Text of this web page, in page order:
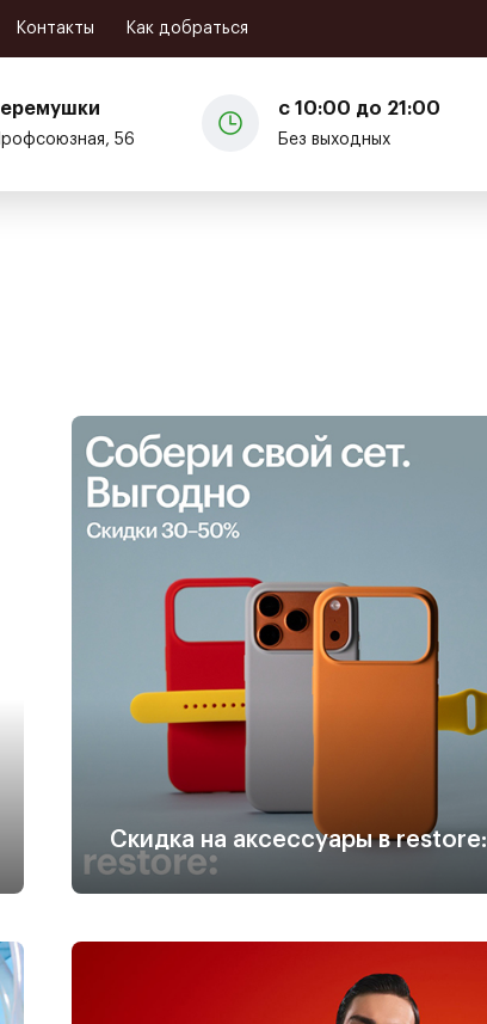
Контакты Как добраться
56
с 10:00 до 21:00
Без выходных
Кафе и рестораны
Скидка на аксессуары в restore: